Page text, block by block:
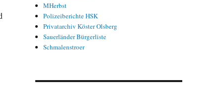
MHerbst
Polizeiberichte HSK
Privatarchiv Köster Olsberg
Sauerländer Bürgerliste
Schmalenstroer